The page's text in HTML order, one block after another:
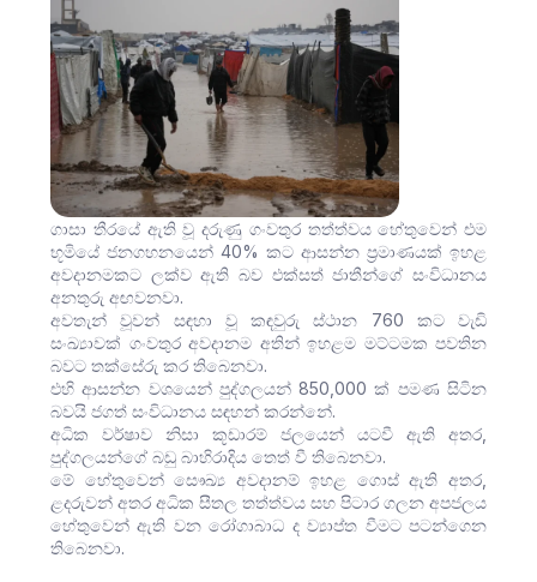
ගාසා තීරයේ ඇති වූ දරුණු ගංවතුර තත්ත්වය හේතුවෙන් එම
භූමියේ ජනගහනයෙන් 40% කට ආසන්න ප්‍රමාණයක් ඉහළ
අවදානමකට ලක්ව ඇති බව එක්සත් ජාතීන්ගේ සංවිධානය
අනතුරු අඟවනවා.
අවතැන් වූවන් සඳහා වූ කඳවුරු ස්ථාන 760 කට වැඩි
සංඛ්‍යාවක් ගංවතුර අවදානම අතින් ඉහළම මට්ටමක පවතින
බවට තක්සේරු කර තිබෙනවා.
එහි ආසන්න වශයෙන් පුද්ගලයන් 850,000 ක් පමණ සිටින
බවයි ජගත් සංවිධානය සඳහන් කරන්නේ.
අධික වර්ෂාව නිසා කූඩාරම් ජලයෙන් යටවී ඇති අතර,
පුද්ගලයන්ගේ බඩු බාහිරාදිය තෙත් වී තිබෙනවා.
මේ හේතුවෙන් සෞඛ්‍ය අවදානම් ඉහළ ගොස් ඇති අතර,
ළදරුවන් අතර අධික සීතල තත්ත්වය සහ පිටාර ගලන අපජලය
හේතුවෙන් ඇති වන රෝගාබාධ ද ව්‍යාප්ත වීමට පටන්ගෙන
තිබෙනවා.